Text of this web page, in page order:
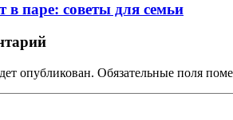
в паре: советы для семьи
опубликован. Обязательные поля